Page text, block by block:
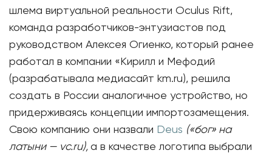
шлема виртуальной реальности Oculus Rift,
команда разработчиков-энтузиастов под
руководством Алексея Огиенко, который ранее
работал в компании «Кирилл и Мефодий
(разрабатывала медиасайт km.ru), решила
создать в России аналогичное устройство, но
придерживаясь концепции импортозамещения.
Свою компанию они назвали Deus («бог» на
латыни — vc.ru), а в качестве логотипа выбрали